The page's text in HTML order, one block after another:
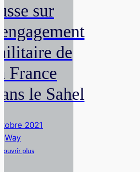
sur
de
France
le Sahel
2021
plus